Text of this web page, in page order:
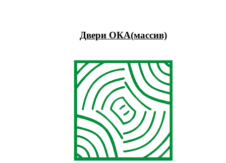
Двери ОКА(массив)